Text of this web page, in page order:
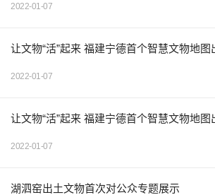
2022-01-07
让文物“活”起来 福建宁德首个智慧文物地图
2022-01-07
让文物“活”起来 福建宁德首个智慧文物地图
2022-01-07
湖泗窑出土文物首次对公众专题展示